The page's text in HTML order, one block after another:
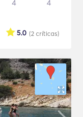
4 4
(2 críticas)
5.0